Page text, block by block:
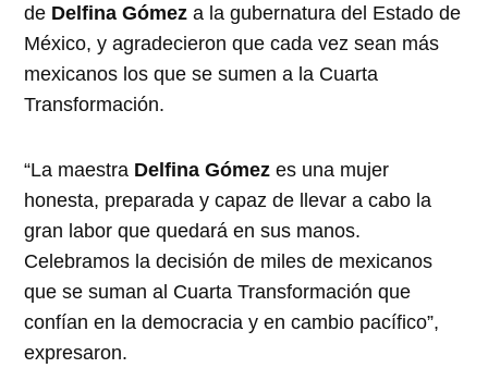
de Delfina Gómez a la gubernatura del Estado de
México, y agradecieron que cada vez sean más
mexicanos los que se sumen a la Cuarta
Transformación.
“La maestra Delfina Gómez es una mujer
honesta, preparada y capaz de llevar a cabo la
gran labor que quedará en sus manos.
Celebramos la decisión de miles de mexicanos
que se suman al Cuarta Transformación que
confían en la democracia y en cambio pacífico”,
expresaron.